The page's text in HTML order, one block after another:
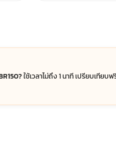
ใช้เวลาไม่ถึง 1 นาที เปรียบเทียบฟ